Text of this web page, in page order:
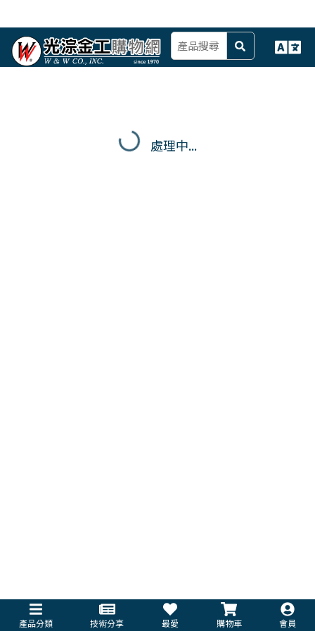
處理中...
產品分類 技術分享 最愛 購物車 會員